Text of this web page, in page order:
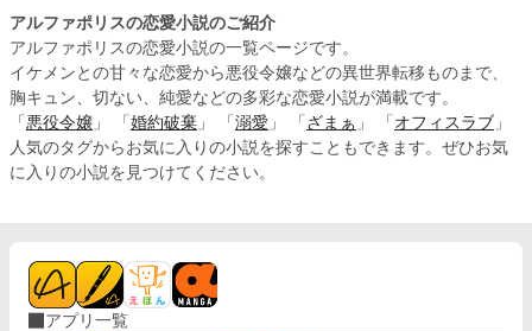
アルファポリスの恋愛小説のご紹介
アルファポリスの恋愛小説の一覧ページです。
イケメンとの甘々な恋愛から悪役令嬢などの異世界転移ものまで、
胸キュン、切ない、純愛などの多彩な恋愛小説が満載です。
「 悪役令嬢 」 「 婚約破棄 」 「 溺愛 」 「 ざまぁ 」 「 オフィスラブ 」
人気のタグからお気に入りの小説を探すこともできます。ぜひお気
に入りの小説を見つけてください。
アプリ一覧